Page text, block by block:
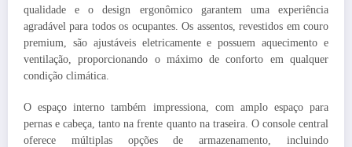
qualidade e o design ergonômico garantem uma experiência
agradável para todos os ocupantes. Os assentos, revestidos em couro
premium, são ajustáveis eletricamente e possuem aquecimento e
ventilação, proporcionando o máximo de conforto em qualquer
condição climática.
O espaço interno também impressiona, com amplo espaço para
pernas e cabeça, tanto na frente quanto na traseira. O console central
oferece múltiplas opções de armazenamento, incluindo